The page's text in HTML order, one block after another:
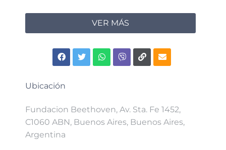
VER MÁS
Ubicación
Fundacion Beethoven, Av. Sta. Fe 1452,
C1060 ABN, Buenos Aires, Buenos Aires,
Argentina